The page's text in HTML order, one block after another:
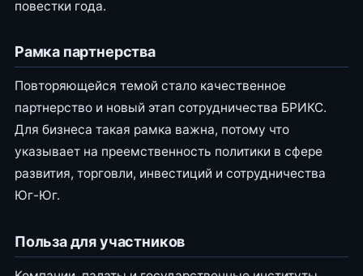
повестки года.
Рамка партнерства
Повторяющейся темой стало качественное
партнерство и новый этап сотрудничества БРИКС.
Для бизнеса такая рамка важна, потому что
указывает на преемственность политики в сфере
развития, торговли, инвестиций и сотрудничества
Юг-Юг.
Польза для участников